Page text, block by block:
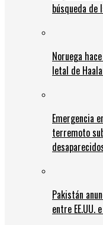
búsqueda
Noruega
letal de
Emergencia
terremoto
Pakistán
entre EE.UU.